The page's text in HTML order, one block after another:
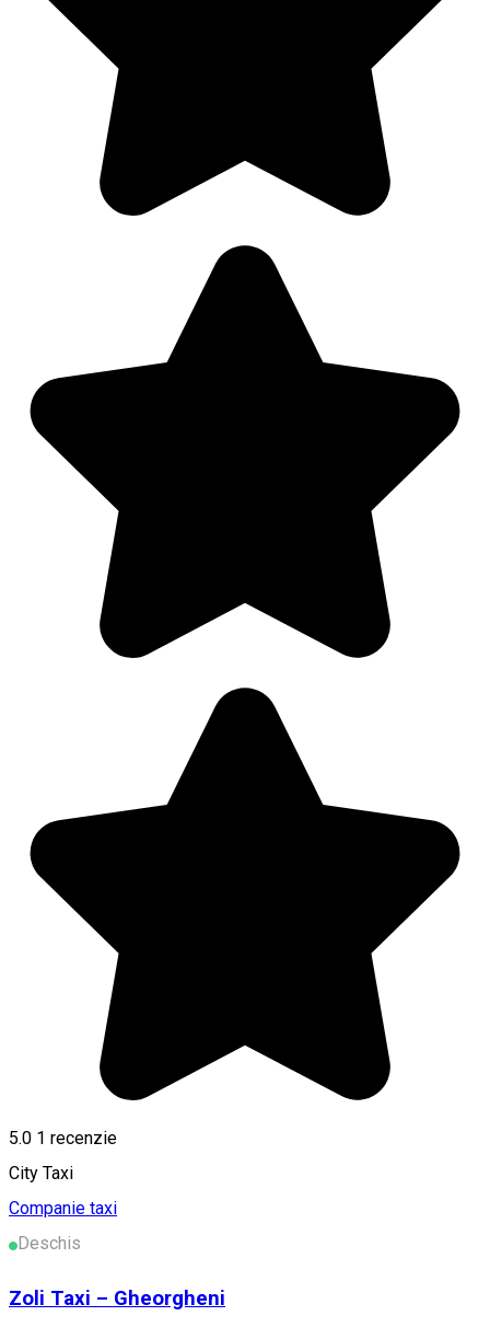
5.0 1 recenzie
City Taxi
Companie taxi
Deschis
Zoli Taxi – Gheorgheni